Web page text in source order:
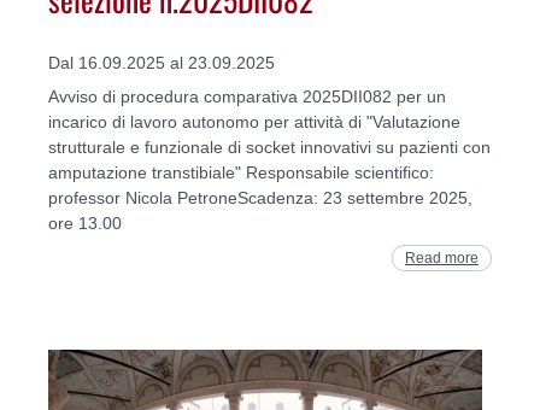
Dal 16.09.2025 al 23.09.2025
Avviso di procedura comparativa 2025DII082 per un
incarico di lavoro autonomo per attività di "Valutazione
strutturale e funzionale di socket innovativi su pazienti con
amputazione transtibiale" Responsabile scientifico:
professor Nicola PetroneScadenza: 23 settembre 2025,
ore 13.00
Read more